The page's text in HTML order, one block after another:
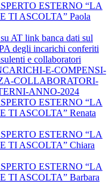
ESTERNO “LA
TI ASCOLTA” Paola
AT link banca dati sul
degli incarichi conferiti
e collaboratori
E-COMPENSI-
COLLABORATORI-
ANNO-2024
ESTERNO “LA
TI ASCOLTA” Renata
ESTERNO “LA
TI ASCOLTA” Chiara
ESTERNO “LA
TI ASCOLTA” Barbara